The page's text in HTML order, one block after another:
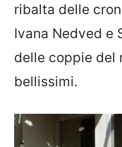
ribalta delle
Ivana Nedved e
delle coppie del
bellissimi.